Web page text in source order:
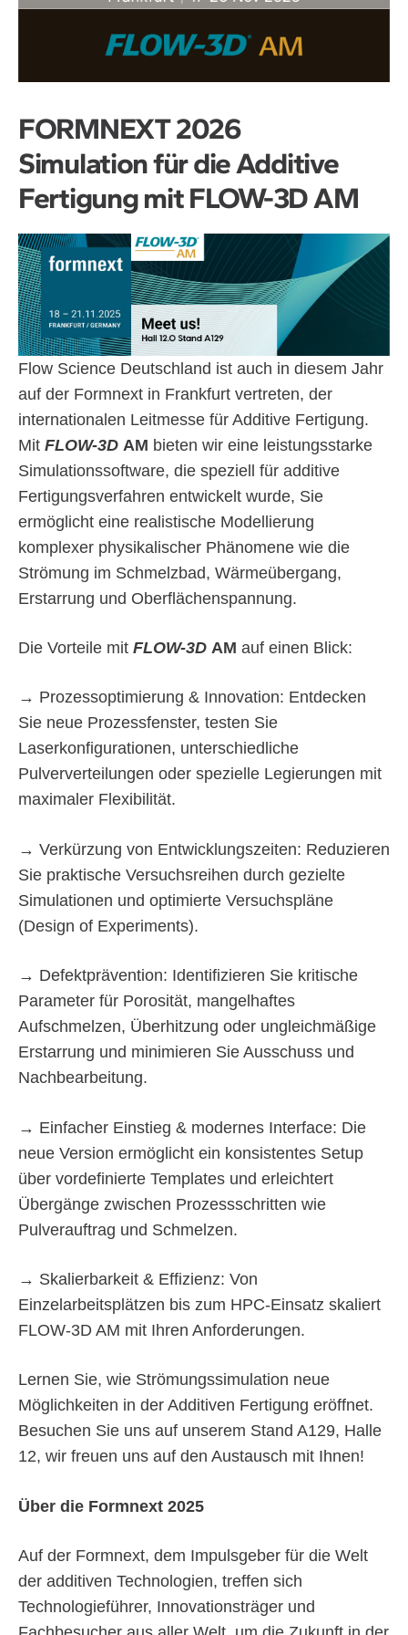
FORMNEXT 2026
Simulation für die Additive
Fertigung mit FLOW-3D AM
Flow Science Deutschland ist auch in diesem Jahr
auf der Formnext in Frankfurt vertreten, der
internationalen Leitmesse für Additive Fertigung.
Mit FLOW-3D AM bieten wir eine leistungsstarke
Simulationssoftware, die speziell für additive
Fertigungsverfahren entwickelt wurde, Sie
ermöglicht eine realistische Modellierung
komplexer physikalischer Phänomene wie die
Strömung im Schmelzbad, Wärmeübergang,
Erstarrung und Oberflächenspannung.
Die Vorteile mit FLOW-3D AM auf einen Blick:
→ Prozessoptimierung & Innovation: Entdecken
Sie neue Prozessfenster, testen Sie
Laserkonfigurationen, unterschiedliche
Pulververteilungen oder spezielle Legierungen mit
maximaler Flexibilität.
→ Verkürzung von Entwicklungszeiten: Reduzieren
Sie praktische Versuchsreihen durch gezielte
Simulationen und optimierte Versuchspläne
(Design of Experiments).
→ Defektprävention: Identifizieren Sie kritische
Parameter für Porosität, mangelhaftes
Aufschmelzen, Überhitzung oder ungleichmäßige
Erstarrung und minimieren Sie Ausschuss und
Nachbearbeitung.
→ Einfacher Einstieg & modernes Interface: Die
neue Version ermöglicht ein konsistentes Setup
über vordefinierte Templates und erleichtert
Übergänge zwischen Prozessschritten wie
Pulverauftrag und Schmelzen.
→ Skalierbarkeit & Effizienz: Von
Einzelarbeitsplätzen bis zum HPC-Einsatz skaliert
FLOW‑3D AM mit Ihren Anforderungen.
Lernen Sie, wie Strömungssimulation neue
Möglichkeiten in der Additiven Fertigung eröffnet.
Besuchen Sie uns auf unserem Stand A129, Halle
12, wir freuen uns auf den Austausch mit Ihnen!
Über die Formnext 2025
Auf der Formnext, dem Impulsgeber für die Welt
der additiven Technologien, treffen sich
Technologieführer, Innovationsträger und